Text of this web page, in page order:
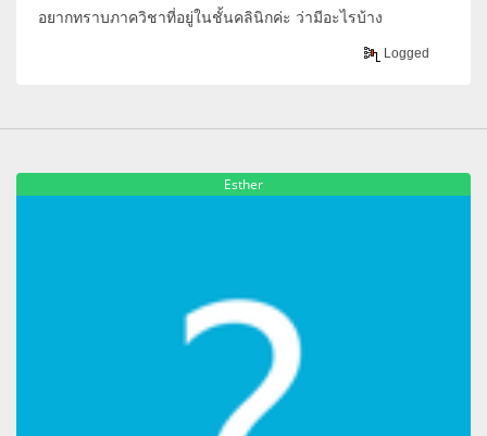
อยากทราบภาควิชาที่อยู่ในชั้นคลินิกค่ะ ว่ามีอะไรบ้าง
Logged
Esther